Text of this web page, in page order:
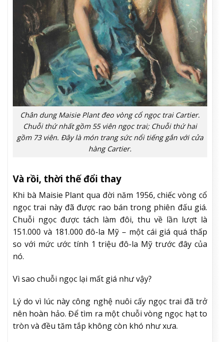
Chân dung Maisie Plant đeo vòng cổ ngọc trai Cartier.
Chuỗi thứ nhất gồm 55 viên ngọc trai; Chuỗi thứ hai
gồm 73 viên. Đây là món trang sức nổi tiếng gắn với cửa
hàng Cartier.
Và rồi, thời thế đổi thay
Khi bà Maisie Plant qua đời năm 1956, chiếc vòng cổ
ngọc trai này đã được rao bán trong phiên đấu giá.
Chuỗi ngọc được tách làm đôi, thu về lần lượt là
151.000 và 181.000 đô-la Mỹ – một cái giá quá thấp
so với mức ước tính 1 triệu đô-la Mỹ trước đây của
nó.
Vì sao chuỗi ngọc lại mất giá như vậy?
Lý do vì lúc này công nghệ nuôi cấy ngọc trai đã trở
nên hoàn hảo. Để tìm ra một chuỗi vòng ngọc hạt to
tròn và đều tăm tắp không còn khó như xưa.